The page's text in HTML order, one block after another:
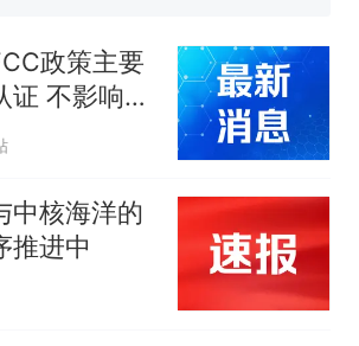
核查
官方通报
空调24小时开着反而更省电？
电力部门回应
那个在床头放菜刀的女孩，
人生
政策主要
证 不影响已
售
中核海洋的
推进中